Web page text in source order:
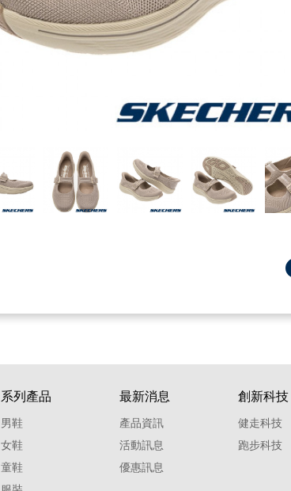
系列產品
男鞋
女鞋
童鞋
最新消息
產品資訊
活動訊息
優惠訊息
創新科技
健走科技
跑步科技